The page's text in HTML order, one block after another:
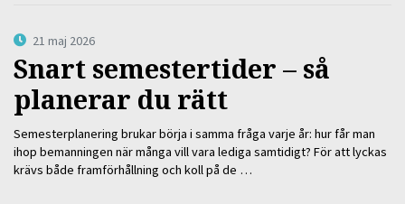
21 maj 2026
Snart semestertider – så
planerar du rätt
Semesterplanering brukar börja i samma fråga varje år: hur får man
ihop bemanningen när många vill vara lediga samtidigt? För att lyckas
krävs både framförhållning och koll på de …